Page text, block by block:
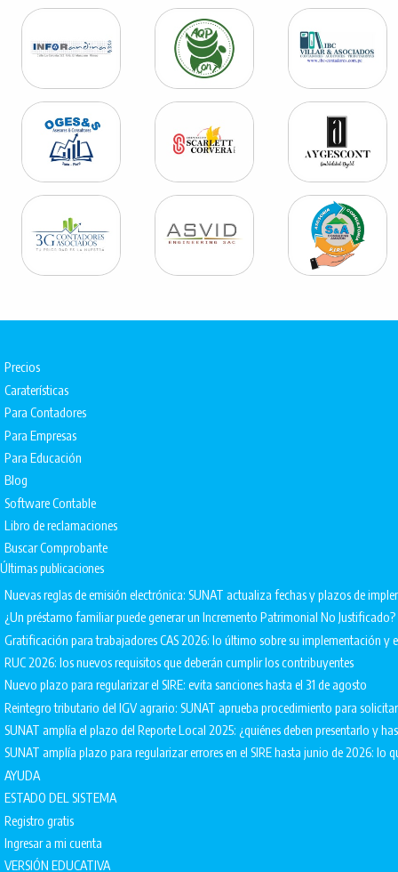
Precios
Caraterísticas
Para Contadores
Para Empresas
Para Educación
Blog
Software Contable
Libro de reclamaciones
Buscar Comprobante
Últimas publicaciones
Nuevas reglas de emisión electrónica: SUNAT actualiza fechas y plazos de
¿Un préstamo familiar puede generar un Incremento Patrimonial No Justificado?
Gratificación para trabajadores CAS 2026: lo último sobre su implementación
RUC 2026: los nuevos requisitos que deberán cumplir los contribuyentes
Nuevo plazo para regularizar el SIRE: evita sanciones hasta el 31 de agosto
Reintegro tributario del IGV agrario: SUNAT aprueba procedimiento para
SUNAT amplía el plazo del Reporte Local 2025: ¿quiénes deben presentarlo y
SUNAT amplía plazo para regularizar errores en el SIRE hasta junio de 2026: lo
AYUDA
ESTADO DEL SISTEMA
Registro gratis
Ingresar a mi cuenta
VERSIÓN EDUCATIVA